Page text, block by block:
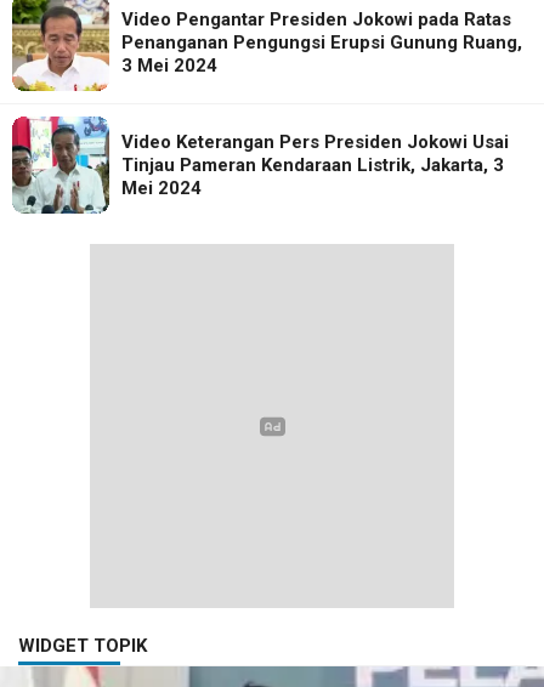
Video Pengantar Presiden Jokowi pada Ratas
Penanganan Pengungsi Erupsi Gunung Ruang,
3 Mei 2024
Video Keterangan Pers Presiden Jokowi Usai
Tinjau Pameran Kendaraan Listrik, Jakarta, 3
Mei 2024
WIDGET TOPIK